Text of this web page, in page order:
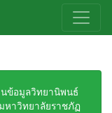
นข้อมูลวิทยานิพนธ์
หาวิทยาลัยราชภัฏ